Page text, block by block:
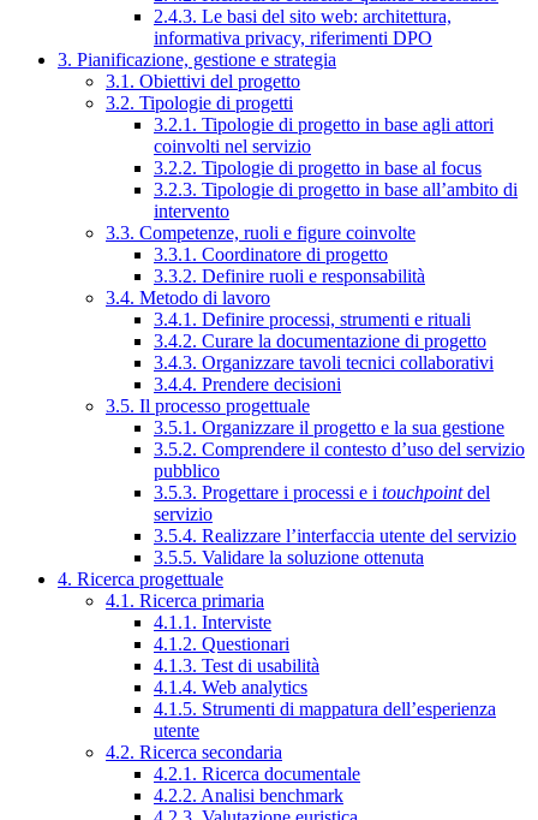
2.4.3. Le basi del sito web: architettura,
informativa privacy, riferimenti DPO
3. Pianificazione, gestione e strategia
3.1. Obiettivi del progetto
3.2. Tipologie di progetti
3.2.1. Tipologie di progetto in base agli attori
coinvolti nel servizio
3.2.2. Tipologie di progetto in base al focus
3.2.3. Tipologie di progetto in base all’ambito di
intervento
3.3. Competenze, ruoli e figure coinvolte
3.3.1. Coordinatore di progetto
3.3.2. Definire ruoli e responsabilità
3.4. Metodo di lavoro
3.4.1. Definire processi, strumenti e rituali
3.4.2. Curare la documentazione di progetto
3.4.3. Organizzare tavoli tecnici collaborativi
3.4.4. Prendere decisioni
3.5. Il processo progettuale
3.5.1. Organizzare il progetto e la sua gestione
3.5.2. Comprendere il contesto d’uso del servizio
pubblico
3.5.3. Progettare i processi e i touchpointdel
servizio
3.5.4. Realizzare l’interfaccia utente del servizio
3.5.5. Validare la soluzione ottenuta
4. Ricerca progettuale
4.1. Ricerca primaria
4.1.1. Interviste
4.1.2. Questionari
4.1.3. Test di usabilità
4.1.4. Web analytics
4.1.5. Strumenti di mappatura dell’esperienza
utente
4.2. Ricerca secondaria
4.2.1. Ricerca documentale
4.2.2. Analisi benchmark